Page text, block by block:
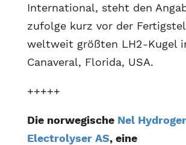
International, steht den
zufolge kurz vor der
weltweit größten LH2-Kugel
Canaveral, Florida, USA.
+++++
Die norwegische Nel
Electrolyser AS, eine